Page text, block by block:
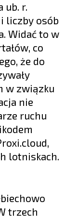
ub. r.
liczby osób
Widać to w
co
że do
w związku
nie
ruchu
lotniskach.
trzech